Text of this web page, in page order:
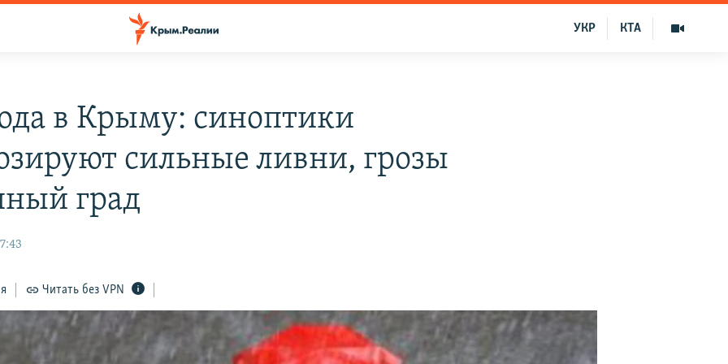
КТА
УКР
в Крыму: синоптики
сильные ливни, грозы
град
Читать без VPN